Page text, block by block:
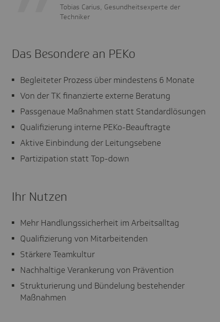
Tobias Carius, Gesundheitsexperte der
Techniker
Das Besondere an PEKo
Begleiteter Prozess über mindestens 6 Monate
Von der TK finanzierte externe Beratung
Passgenaue Maßnahmen statt Standardlösungen
Qualifizierung interne PEKo-Beauftragte
Aktive Einbindung der Leitungsebene
Partizipation statt Top-down
Ihr Nutzen
Mehr Handlungssicherheit im Arbeitsalltag
Qualifizierung von Mitarbeitenden
Stärkere Teamkultur
Nachhaltige Verankerung von Prävention
Strukturierung und Bündelung bestehender
Maßnahmen